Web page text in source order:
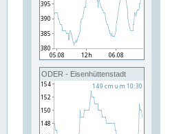
ODER - Eisenhüttenstadt